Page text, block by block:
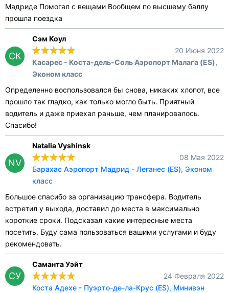
Мадриде Помогал с вещами Вообщем по высшему баллу
прошла поездка
СК
Сэм Коул
20 Июня 2022
Касарес - Коста-дель-Соль Аэропорт Малага (ES),
Эконом класс
Определенно воспользовался бы снова, никаких хлопот, все
прошло так гладко, как только могло быть. Приятный
водитель и даже приехал раньше, чем планировалось.
Спасибо!
NV
Natalia Vyshinsk
08 Мая 2022
Барахас Аэропорт Мадрид - Леганес (ES), Эконом
класс
Большое спасибо за организацию трансфера. Водитель
встретил у выхода, доставил до места в максимально
короткие сроки. Подсказал какие интересные места
посетить. Буду сама пользоваться вашими услугами и буду
рекомендовать.
СУ
Саманта Уэйт
24 Февраля 2022
Коста Адехе - Пуэрто-де-ла-Крус (ES), Минивэн